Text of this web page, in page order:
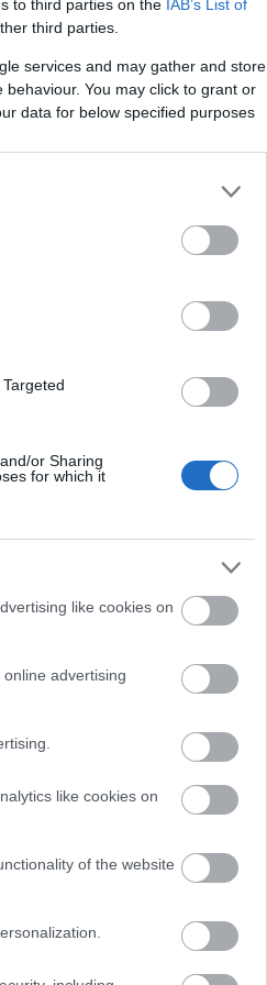
to third parties on the IAB’s List of
third parties.
services and may gather and store
You may click to grant or
data for below specified purposes
or Sharing
for which it
like cookies on
advertising
like cookies on
of the website
a